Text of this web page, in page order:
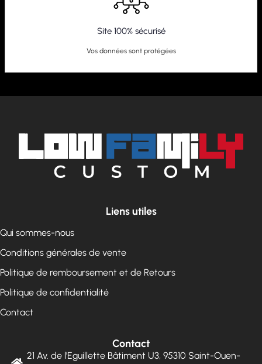
Site 100% sécurisé
Vos données sont protégées
Liens utiles
Qui sommes-nous
Conditions générales de vente
Politique de remboursement et de Retours
Politique de confidentialité
Contact
Contact
21 Av. de l'Eguillette Bâtiment U3, 95310 Saint-Ouen-